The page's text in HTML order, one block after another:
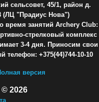
сельсовет, 45/1, район д.
(ЛЦ "Прадиус Нова")
время занятий Archery Club:
стрелковый комплекс
3-4 дня. Приносим свои
телефон: +375(44)744-10-10
версия
2026